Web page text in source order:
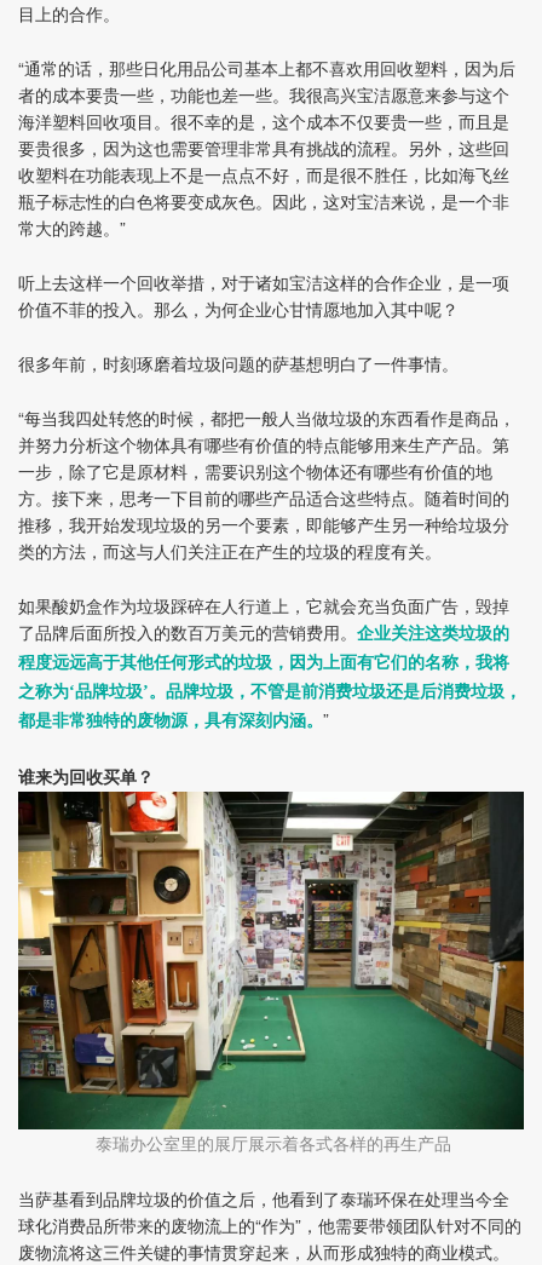
目上的合作。
“通常的话，那些日化用品公司基本上都不喜欢用回收塑料，因为后
者的成本要贵一些，功能也差一些。我很高兴宝洁愿意来参与这个
海洋塑料回收项目。很不幸的是，这个成本不仅要贵一些，而且是
要贵很多，因为这也需要管理非常具有挑战的流程。另外，这些回
收塑料在功能表现上不是一点点不好，而是很不胜任，比如海飞丝
瓶子标志性的白色将要变成灰色。因此，这对宝洁来说，是一个非
常大的跨越。”
听上去这样一个回收举措，对于诸如宝洁这样的合作企业，是一项
价值不菲的投入。那么，为何企业心甘情愿地加入其中呢？
很多年前，时刻琢磨着垃圾问题的萨基想明白了一件事情。
“每当我四处转悠的时候，都把一般人当做垃圾的东西看作是商品，
并努力分析这个物体具有哪些有价值的特点能够用来生产产品。第
一步，除了它是原材料，需要识别这个物体还有哪些有价值的地
方。接下来，思考一下目前的哪些产品适合这些特点。随着时间的
推移，我开始发现垃圾的另一个要素，即能够产生另一种给垃圾分
类的方法，而这与人们关注正在产生的垃圾的程度有关。
如果酸奶盒作为垃圾踩碎在人行道上，它就会充当负面广告，毁掉
了品牌后面所投入的数百万美元的营销费用。 企业关注这类垃圾的
程度远远高于其他任何形式的垃圾，因为上面有它们的名称，我将
之称为‘品牌垃圾’。品牌垃圾，不管是前消费垃圾还是后消费垃圾，
都是非常独特的废物源，具有深刻内涵。 ”
谁来为回收买单？
泰瑞办公室里的展厅展示着各式各样的再生产品
当萨基看到品牌垃圾的价值之后，他看到了泰瑞环保在处理当今全
球化消费品所带来的废物流上的“作为”，他需要带领团队针对不同的
废物流将这三件关键的事情贯穿起来，从而形成独特的商业模式。